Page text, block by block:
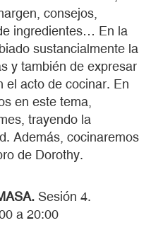
consejos,
ingredientes… En la
sustancialmente la
y también de expresar
el acto de cocinar. En
en este tema,
trayendo la
Además, cocinaremos
de Dorothy.
Sesión 4.
a 20:00